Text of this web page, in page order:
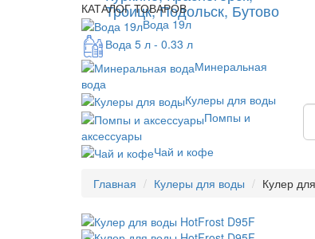
КАТАЛОГ ТОВАРОВ
Вода 19л
Вода 5 л - 0.33 л
Минеральная
вода
Кулеры для воды
Помпы и
аксессуары
Чай и кофе
Главная Кулеры для воды Кулер